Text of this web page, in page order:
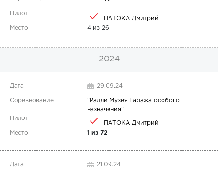
ПАТОКА Дмитрий
4 из 26
2024
29.09.24
"Ралли Музея Гаража особого
назначения"
ПАТОКА Дмитрий
1 из 72
21.09.24